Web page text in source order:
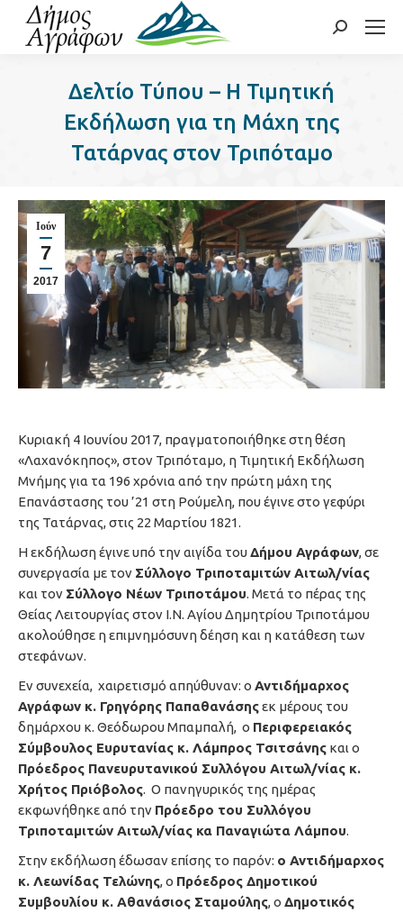
Search:
Δελτίο Τύπου – Η Τιμητική
Εκδήλωση για τη Μάχη της
Τατάρνας στον Τριπόταμο
Ιούν
7
2017
Κυριακή 4 Ιουνίου 2017, πραγματοποιήθηκε στη θέση
«Λαχανόκηπος», στον Τριπόταμο, η Τιμητική Εκδήλωση
Μνήμης για τα 196 χρόνια από την πρώτη μάχη της
Επανάστασης του ’21 στη Ρούμελη, που έγινε στο γεφύρι
της Τατάρνας, στις 22 Μαρτίου 1821.
Η εκδήλωση έγινε υπό την αιγίδα τουΔήμου Αγράφων, σε
συνεργασία με τον Σύλλογο Τριποταμιτών Αιτωλ/νίας
και τον Σύλλογο Νέων Τριποτάμου. Μετά το πέρας της
Θείας Λειτουργίας στον Ι.Ν. Αγίου Δημητρίου Τριποτάμου
ακολούθησε η επιμνημόσυνη δέηση και η κατάθεση των
στεφάνων.
Εν συνεχεία, χαιρετισμό απηύθυναν: ο Αντιδήμαρχος
Αγράφων κ. Γρηγόρης Παπαθανάσηςεκ μέρους του
δημάρχου κ. Θεόδωρου Μπαμπαλή, ο Περιφερειακός
Σύμβουλος Ευρυτανίας κ. Λάμπρος Τσιτσάνης και ο
Πρόεδρος Πανευρυτανικού Συλλόγου Αιτωλ/νίας κ.
Χρήτος Πριόβολος. Ο πανηγυρικός της ημέρας
εκφωνήθηκε από την Πρόεδρο του Συλλόγου
Τριποταμιτών Αιτωλ/νίας κα Παναγιώτα Λάμπου.
Στην εκδήλωση έδωσαν επίσης το παρόν: ο Αντιδήμαρχος
κ. Λεωνίδας Τελώνης, ο Πρόεδρος Δημοτικού
Συμβουλίου κ. Αθανάσιος Σταμούλης, ο Δημοτικός